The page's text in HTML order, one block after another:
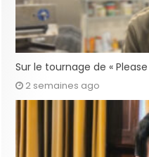
Sur le tournage de «
2 semaines ago